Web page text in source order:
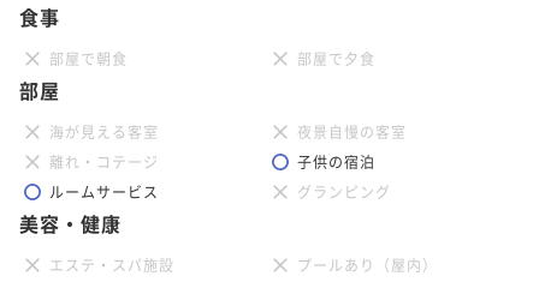
食事
部屋で朝食 部屋で夕食
部屋
海が見える客室
夜景自慢の客室
離れ・コテージ
子供の宿泊
ルームサービス
グランピング
美容・健康
エステ・スパ施設
プールあり（屋内）